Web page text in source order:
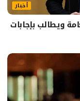
أخبار
ويطالب بإجابات